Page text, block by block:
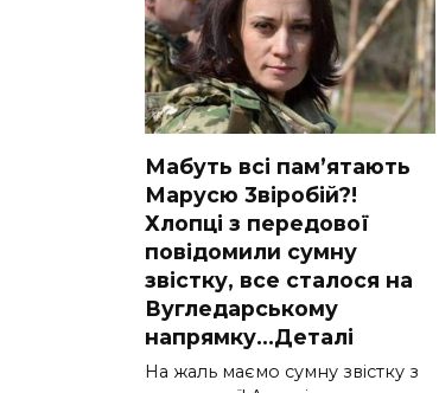
Мабуть всі пам’ятають
Марусю 3віробій?!
Хлопці з передової
повідомили сумну
звістку, все сталося на
Вугледарському
напрямку…Деталі
На жаль маємо сумну звістку з